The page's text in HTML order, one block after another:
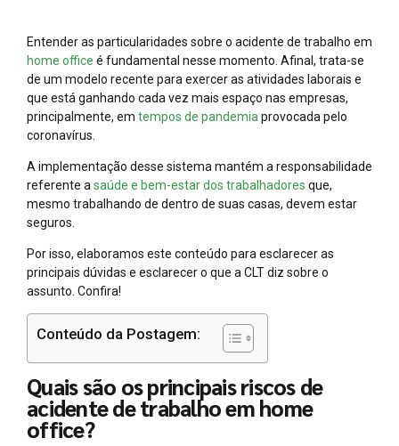
Entender as particularidades sobre o acidente de trabalho em
home office é fundamental nesse momento. Afinal, trata-se
de um modelo recente para exercer as atividades laborais e
que está ganhando cada vez mais espaço nas empresas,
principalmente, em tempos de pandemia provocada pelo
coronavírus.
A implementação desse sistema mantém a responsabilidade
referente a saúde e bem-estar dos trabalhadores que,
mesmo trabalhando de dentro de suas casas, devem estar
seguros.
Por isso, elaboramos este conteúdo para esclarecer as
principais dúvidas e esclarecer o que a CLT diz sobre o
assunto. Confira!
Conteúdo da Postagem:
Quais são os principais riscos de
acidente de trabalho em home
office?